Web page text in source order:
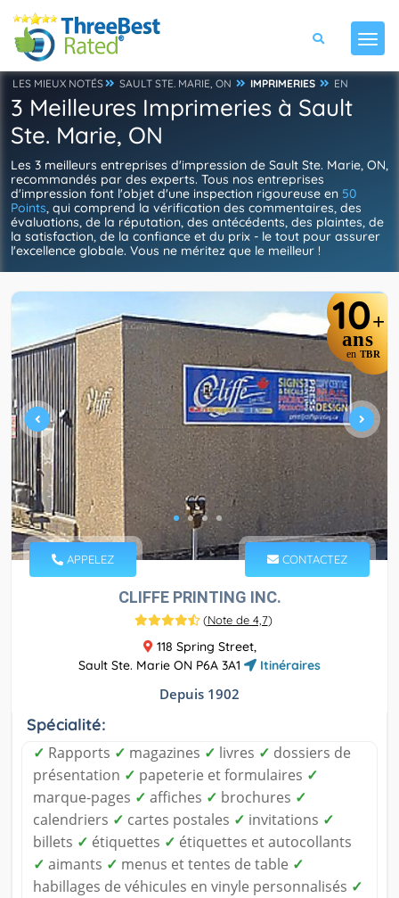
LES MIEUX NOTÉS SAULT STE. MARIE, ON IMPRIMERIES EN
3 Meilleures Imprimeries à Sault
Ste. Marie, ON
Les 3 meilleurs entreprises d'impression de Sault Ste. Marie, ON,
recommandés par des experts. Tous nos entreprises
d'impression font l'objet d'une inspection rigoureuse en 50
Points, qui comprend la vérification des commentaires, des
évaluations, de la réputation, des antécédents, des plaintes, de
la satisfaction, de la confiance et du prix - le tout pour assurer
l'excellence globale. Vous ne méritez que le meilleur !
10+
ans
en TBR
APPELEZ CONTACTEZ
CLIFFE PRINTING INC.
(Note de 4,7)
118 Spring Street,
Sault Ste. Marie ON P6A 3A1
Itinéraires
Depuis 1902
Spécialité:
✓ Rapports ✓ magazines ✓ livres ✓ dossiers de
présentation ✓ papeterie et formulaires ✓
marque-pages ✓ affiches ✓ brochures ✓
calendriers ✓ cartes postales ✓ invitations ✓
billets ✓ étiquettes ✓ étiquettes et autocollants
✓ aimants ✓ menus et tentes de table ✓
habillages de véhicules en vinyle personnalisés ✓